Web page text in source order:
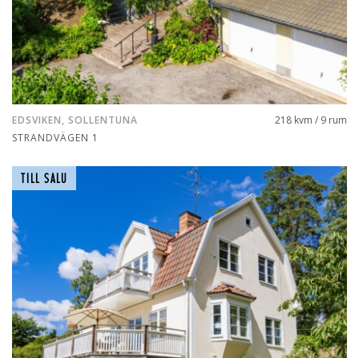
EDSVIKEN, SOLLENTUNA
STRANDVÄGEN 1
218 kvm / 9 rum
TILL SALU